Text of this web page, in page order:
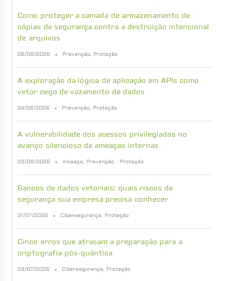
Como proteger a camada de armazenamento de
cópias de segurança contra a destruição intencional
de arquivos
06/08/2026 Prevenção, Proteção
A exploração da lógica de aplicação em APIs como
vetor cego de vazamento de dados
04/08/2026 Prevenção, Proteção
A vulnerabilidade dos acessos privilegiados no
avanço silencioso de ameaças internas
03/08/2026 Ameaça, Prevenção , Proteção
Bancos de dados vetoriais: quais riscos de
segurança sua empresa precisa conhecer
31/07/2026 Cibersegurança, Proteção
Cinco erros que atrasam a preparação para a
criptografia pós-quântica
29/07/2026 Cibersegurança, Proteção